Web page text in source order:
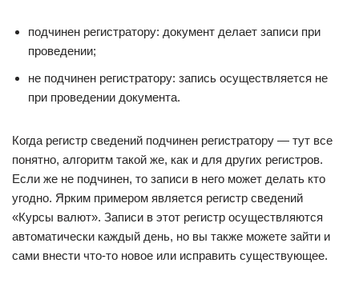
подчинен регистратору: документ делает записи при
проведении;
не подчинен регистратору: запись осуществляется не
при проведении документа.
Когда регистр сведений подчинен регистратору — тут все
понятно, алгоритм такой же, как и для других регистров.
Если же не подчинен, то записи в него может делать кто
угодно. Ярким примером является регистр сведений
«Курсы валют». Записи в этот регистр осуществляются
автоматически каждый день, но вы также можете зайти и
сами внести что-то новое или исправить существующее.